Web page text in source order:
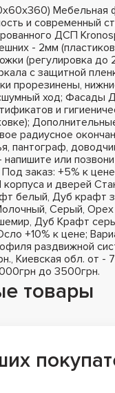
Мебельная
и современный
ДСП
- 2мм
(регулировка
с защитной
прорезинены,
ход; Фасады
и
радиусное
пантограф,
или
заказ: +5% к
и дверей
белый, Дуб крафт
Серый, Орех
Дуб Крафт
+10% к цене;
раздвижной
Киевская обл. от -
до 3500грн.
товары